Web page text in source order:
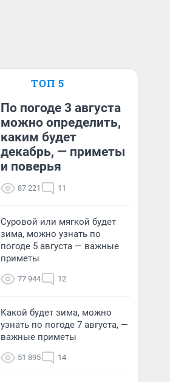
ТОП 5
По погоде 3 августа
можно определить,
каким будет
декабрь, — приметы
и поверья
87 221 11
Суровой или мягкой будет
зима, можно узнать по
погоде 5 августа — важные
приметы
77 944 12
Какой будет зима, можно
узнать по погоде 7 августа, —
важные приметы
51 895 14